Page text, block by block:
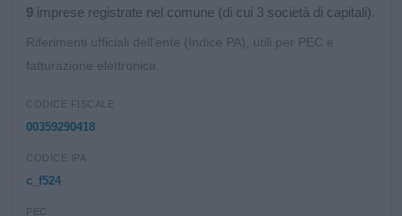
9 imprese registrate nel comune (di cui 3 società di capitali).
Riferimenti ufficiali dell'ente (Indice PA), utili per PEC e
fatturazione elettronica.
CODICE FISCALE
00359290418
CODICE IPA
c_f524
PEC